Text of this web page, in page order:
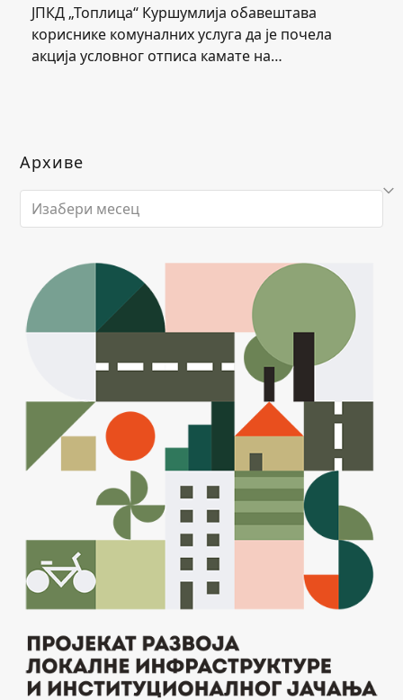
ЈПКД „Топлица“ Куршумлија обавештава
кориснике комуналних услуга да је почела
акција условног отписа камате на…
Архиве
Архиве